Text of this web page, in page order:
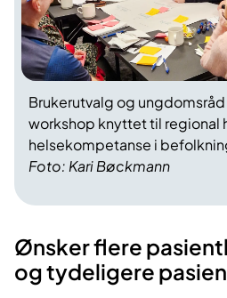
Foto: Kari Bøckmann
Brukerutvalg og
workshop knyttet til regional
helsekompetanse i
Ønsker flere
ogtydeligere